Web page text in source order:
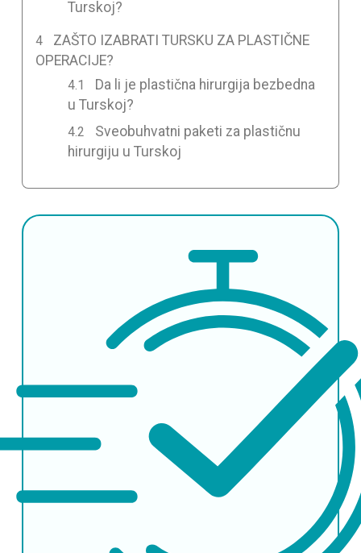
Turskoj?
ZAŠTO IZABRATI TURSKU ZA PLASTIČNE
OPERACIJE?
Da li je plastična hirurgija bezbedna
u Turskoj?
Sveobuhvatni paketi za plastičnu
hirurgiju u Turskoj